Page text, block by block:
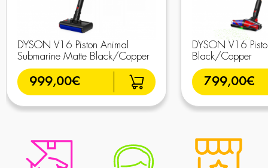
DYSON V16 Piston Animal
Submarine Matte Black/Copper
999,00€
DYSON V16
Black/Copper
799,00€